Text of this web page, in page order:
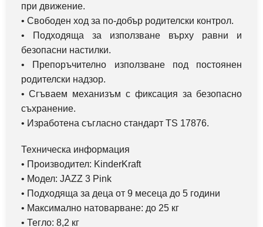
при движение.
• Свободен ход за по-добър родителски контрол.
• Подходяща за използване върху равни и
безопасни настилки.
• Препоръчително използване под постоянен
родителски надзор.
• Сгъваем механизъм с фиксация за безопасно
съхранение.
• Изработена съгласно стандарт TS 17876.
Техническа информация
• Производител: KinderKraft
• Модел: JAZZ 3 Pink
• Подходяща за деца от 9 месеца до 5 години
• Максимално натоварване: до 25 кг
• Тегло: 8,2 кг